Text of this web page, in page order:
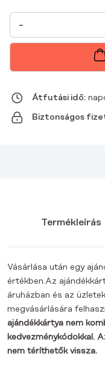
-
AJÁNDÉKKÁRTYA
MENNYISÉG
Átfutási idő:
Biztonságos
Termékleírás
Vásárlása után egy
értékben.Az
áruházban és az
megvásárlására
ajándékkártya nem
kedvezménykódokkal.
nem téríthetők vissza.